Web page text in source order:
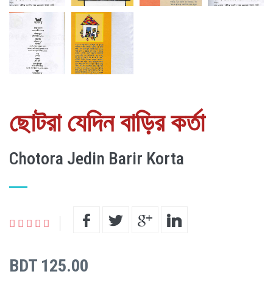
ছোটরা যেদিন বাড়ির কর্তা
Chotora Jedin Barir Korta
BDT 125.00